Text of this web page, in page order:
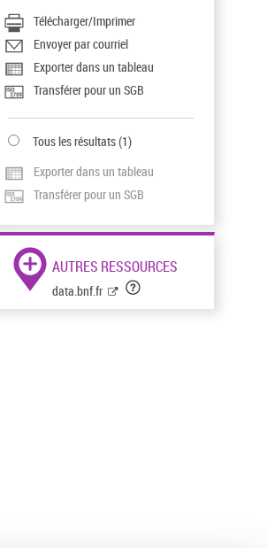
Télécharger/Imprimer
Envoyer par courriel
Exporter dans un tableau
Transférer pour un SGB
Tous les résultats(1)
Exporter dans un tableau
Transférer pour un SGB
AUTRES RESSOURCES
data.bnf.fr